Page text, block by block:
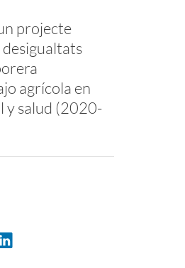
projecte
agrícola en
y salud (2020-
Linkedin